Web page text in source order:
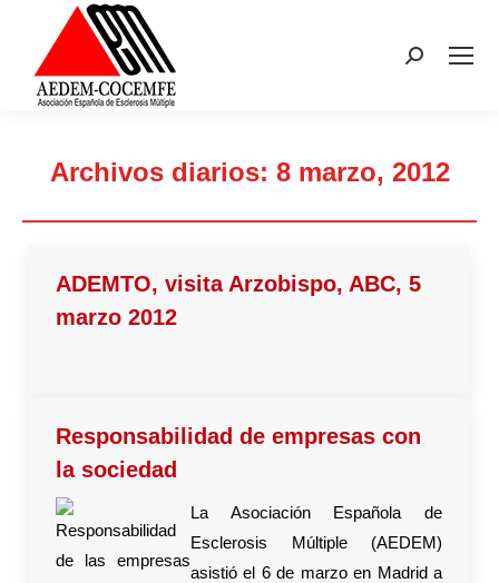
Buscar:
Archivos diarios: 8 marzo, 2012
ADEMTO, visita Arzobispo, ABC, 5
marzo 2012
Responsabilidad de empresas con
la sociedad
La Asociación Española de
Esclerosis Múltiple (AEDEM)
asistió el 6 de marzo en Madrid a